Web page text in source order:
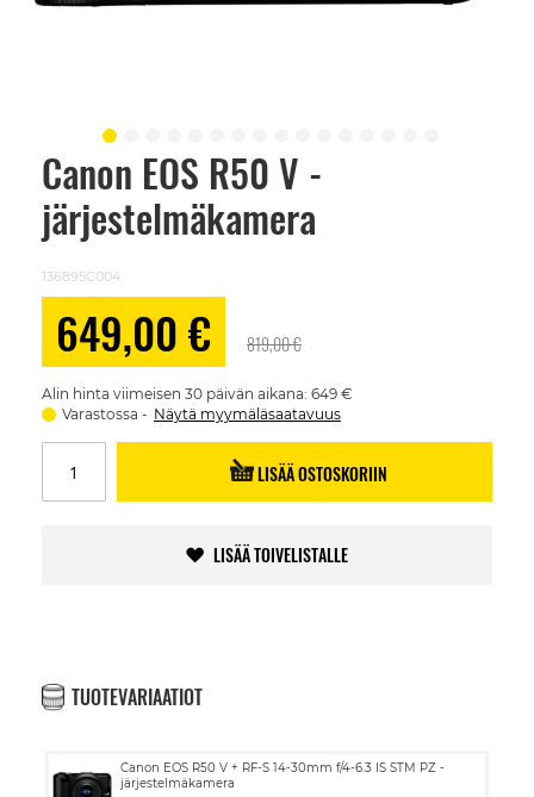
Canon EOS R50 V -
järjestelmäkamera
136895C004
649,00 € 819,00 €
Alin hinta viimeisen 30 päivän aikana: 649 €
Varastossa
Näytä myymäläsaatavuus
LISÄÄ OSTOSKORIIN
LISÄÄ TOIVELISTALLE
TUOTEVARIAATIOT
Canon EOS R50 V + RF-S 14-30mm f/4-6.3 IS STM PZ -
järjestelmäkamera
Skip
beginning
images
gallery